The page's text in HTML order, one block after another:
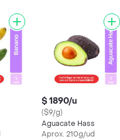
$ 1890/u
($9/g)
Aguacate Hass
Aprox. 210g/ud